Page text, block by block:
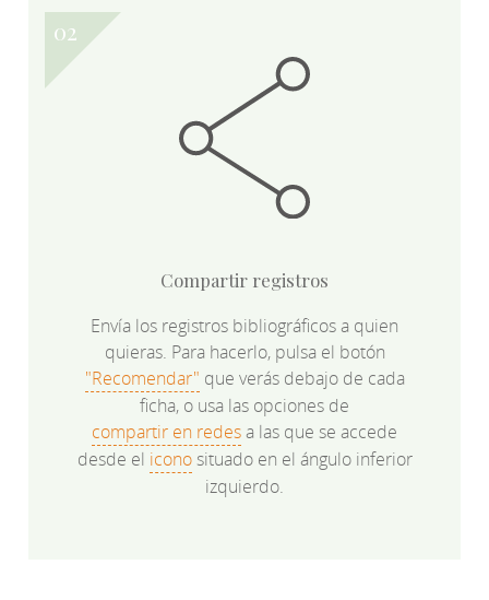
Compartir registros
Envía los registros bibliográficos a quien
quieras. Para hacerlo, pulsa el botón
"Recomendar" que verás debajo de cada
ficha, o usa las opciones de
compartir en redesa las que se accede
desde el iconosituado en el ángulo inferior
izquierdo.